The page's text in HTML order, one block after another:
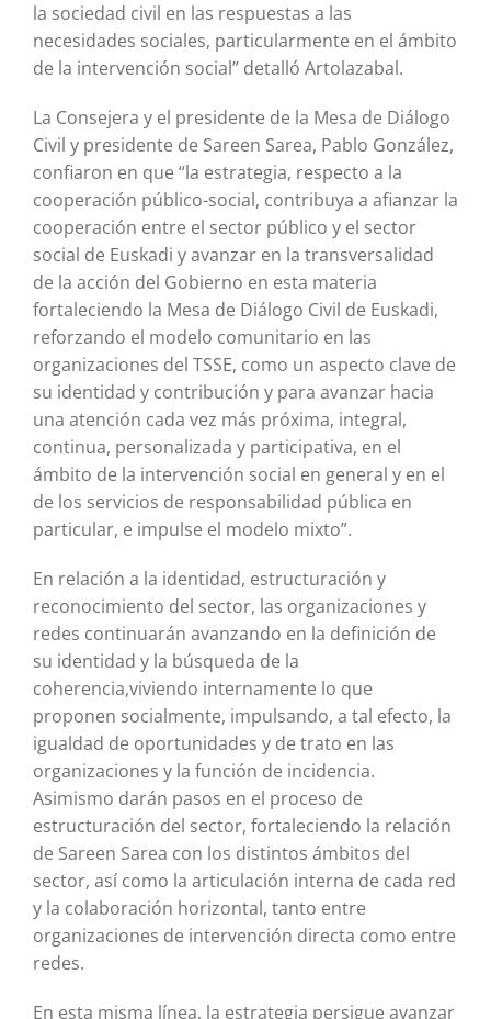
la sociedad civil en las respuestas a las
necesidades sociales, particularmente en el ámbito
de la intervención social” detalló Artolazabal.
La Consejera y el presidente de la Mesa de Diálogo
Civil y presidente de Sareen Sarea, Pablo González,
confiaron en que “la estrategia, respecto a la
cooperación público-social, contribuya a afianzar la
cooperación entre el sector público y el sector
social de Euskadi y avanzar en la transversalidad
de la acción del Gobierno en esta materia
fortaleciendo la Mesa de Diálogo Civil de Euskadi,
reforzando el modelo comunitario en las
organizaciones del TSSE, como un aspecto clave de
su identidad y contribución y para avanzar hacia
una atención cada vez más próxima, integral,
continua, personalizada y participativa, en el
ámbito de la intervención social en general y en el
de los servicios de responsabilidad pública en
particular, e impulse el modelo mixto”.
En relación a la identidad, estructuración y
reconocimiento del sector, las organizaciones y
redes continuarán avanzando en la definición de
su identidad y la búsqueda de la
coherencia,viviendo internamente lo que
proponen socialmente, impulsando, a tal efecto, la
igualdad de oportunidades y de trato en las
organizaciones y la función de incidencia.
Asimismo darán pasos en el proceso de
estructuración del sector, fortaleciendo la relación
de Sareen Sarea con los distintos ámbitos del
sector, así como la articulación interna de cada red
y la colaboración horizontal, tanto entre
organizaciones de intervención directa como entre
redes.
En esta misma línea, la estrategia persigue avanzar